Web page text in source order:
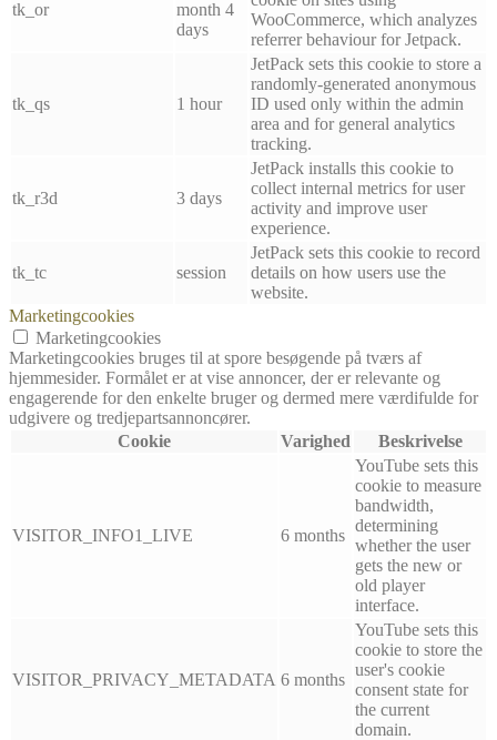
tk_or
month 4
days
WooCommerce, which analyzes
referrer behaviour for Jetpack.
tk_qs 1 hour
JetPack sets this cookie to store a
randomly-generated anonymous
ID used only within the admin
area and for general analytics
tracking.
tk_r3d 3 days
JetPack installs this cookie to
collect internal metrics for user
activity and improve user
experience.
tk_tc session
JetPack sets this cookie to record
details on how users use the
website.
Marketingcookies
Marketingcookies
Marketingcookies bruges til at spore besøgende på tværs af
hjemmesider. Formålet er at vise annoncer, der er relevante og
engagerende for den enkelte bruger og dermed mere værdifulde for
udgivere og tredjepartsannoncører.
Cookie
Varighed Beskrivelse
VISITOR_INFO1_LIVE 6 months
YouTube sets this
cookie to measure
bandwidth,
determining
whether the user
gets the new or
old player
interface.
VISITOR_PRIVACY_METADATA 6 months
YouTube sets this
cookie to store the
user's cookie
consent state for
the current
domain.